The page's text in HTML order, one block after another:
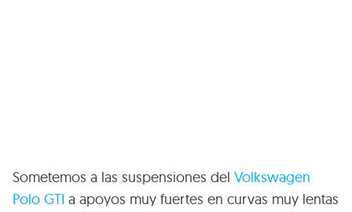
Sometemos a las suspensiones del Volkswagen
Polo GTI a apoyos muy fuertes en curvas muy lentas